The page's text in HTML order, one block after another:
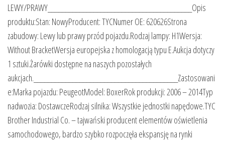
LEWY/PRAWY_________________________________________Opis
produktu:Stan: NowyProducent: TYCNumer OE: 620626Strona
zabudowy: Lewy lub prawy przód pojazdu.Rodzaj lampy: H1Wersja:
Without BracketWersja europejska z homologacją typu E.Aukcja dotyczy
1 sztuki.Żarówki dostępne na naszych pozostałych
aukcjach._________________________________________Zastosowani
e:Marka pojazdu: PeugeotModel: BoxerRok produkcji: 2006 – 2014Typ
nadwozia: DostawczeRodzaj silnika: Wszystkie jednostki napędowe.TYC
Brother Industrial Co. – tajwański producent elementów oświetlenia
samochodowego, bardzo szybko rozpoczęła ekspansję na rynki